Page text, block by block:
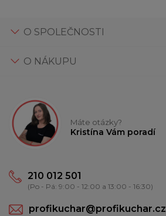
O SPOLEČNOSTI
O NÁKUPU
Máte otázky?
Kristína Vám poradí
210 012 501
(Po - Pá: 9:00 - 12:00 a 13:00 - 16:30)
profikuchar@profikuchar.cz